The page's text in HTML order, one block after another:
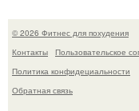
© 2026 Фитнес для похудения
Контакты
Пользовательское
Политика конфидециальности
Обратная связь